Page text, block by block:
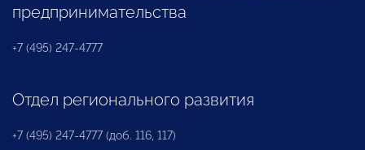
предпринимательства
+7 (495) 247-4777
Отдел регионального развития
+7 (495) 247-4777 (доб. 116, 117)